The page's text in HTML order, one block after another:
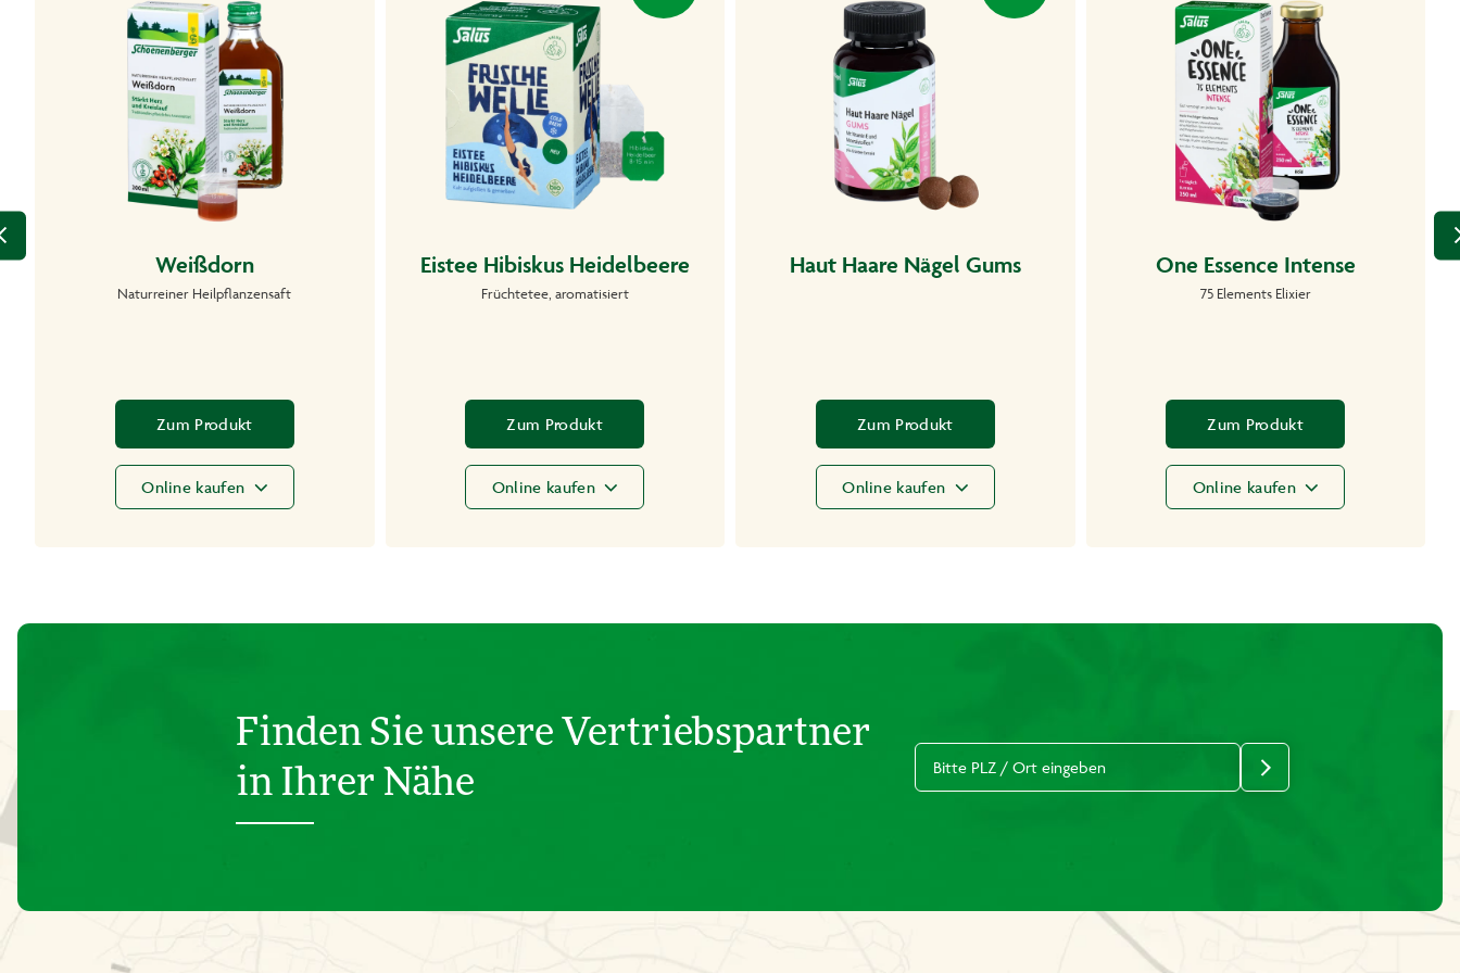
Weißdorn
Naturreiner Heilpflanzensaft
Zum Produkt
Online kaufen
Eistee Hibiskus Heidelbeere
Früchtetee, aromatisiert
Zum Produkt
Online kaufen
Haut Haare Nägel Gums
Zum Produkt
Online kaufen
One Essence Intense
75 Elements Elixier
Zum Produkt
Online kaufen
Finden Sie unsere Vertriebspartner
in Ihrer Nähe